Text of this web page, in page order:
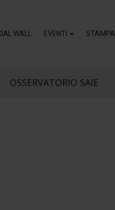
WALL EVENTI STAMPA
OSSERVATORIO SAIE